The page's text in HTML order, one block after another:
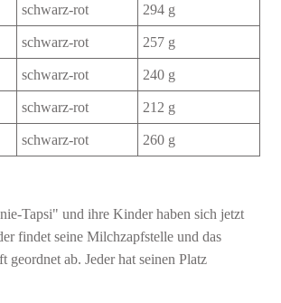
schwarz-rot 294 g
schwarz-rot 257 g
schwarz-rot 240 g
schwarz-rot 212 g
schwarz-rot 260 g
Tapsi" und ihre Kinder haben sich jetzt
findet seine Milchzapfstelle und das
geordnet ab. Jeder hat seinen Platz